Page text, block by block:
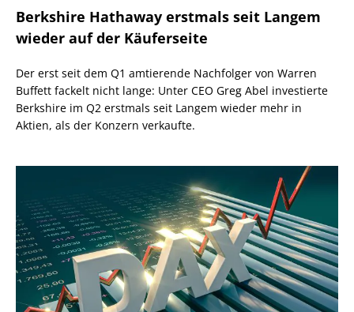
Berkshire Hathaway erstmals seit Langem
wieder auf der Käuferseite
Der erst seit dem Q1 amtierende Nachfolger von Warren
Buffett fackelt nicht lange: Unter CEO Greg Abel investierte
Berkshire im Q2 erstmals seit Langem wieder mehr in
Aktien, als der Konzern verkaufte.